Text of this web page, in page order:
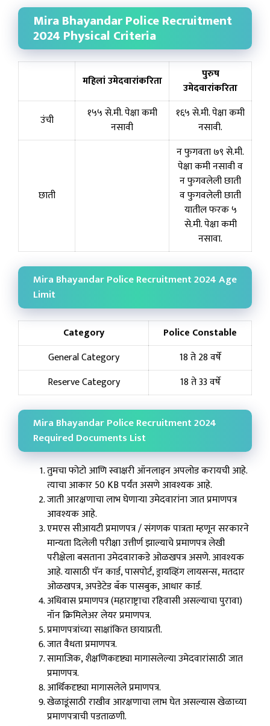
Mira Bhayandar Police Recruitment
2024 Physical Criteria
महिलां उमेदवारांकरिता
पुरुष
उमेदवारांकरिता
उंची
१५५ से.मी. पेक्षा कमी
नसावी
१६५ से.मी. पेक्षा कमी
नसावी.
छाती
न फुगवता ७९ से.मी.
पेक्षा कमी नसावी व
न फुगवलेली छाती
व फुगवलेली छाती
यातील फरक ५
से.मी. पेक्षा कमी
नसावा.
Mira Bhayandar Police Recruitment 2024 Age
Limit
Category
Police Constable
General Category
18 ते 28 वर्षे
Reserve Category
18 ते 33 वर्षे
Mira Bhayandar Police Recruitment 2024
Required Documents List
तुमचा फोटो आणि स्वाक्षरी ऑनलाइन अपलोड करायची आहे.
त्याचा आकार 50 KB पर्यंत असणे आवश्यक आहे.
जाती आरक्षणाचा लाभ घेणाऱ्या उमेदवारांना जात प्रमाणपत्र
आवश्यक आहे.
एमएस सीआयटी प्रमाणपत्र / संगणक पात्रता म्हणून सरकारने
मान्यता दिलेली परीक्षा उत्तीर्ण झाल्याचे प्रमाणपत्र लेखी
परीक्षेला बसताना उमेदवाराकडे ओळखपत्र असणे. आवश्यक
आहे. यासाठी पॅन कार्ड, पासपोर्ट, ड्रायव्हिंग लायसन्स, मतदार
ओळखपत्र, अपडेटेड बँक पासबुक, आधार कार्ड.
अधिवास प्रमाणपत्र (महाराष्ट्राचा रहिवासी असल्याचा पुरावा)
नॉन क्रिमिलेअर लेयर प्रमाणपत्र.
प्रमाणपत्रांच्या साक्षांकित छायाप्रती.
जात वैधता प्रमाणपत्र.
सामाजिक, शैक्षणिकदृष्ट्या मागासलेल्या उमेदवारांसाठी जात
प्रमाणपत्र.
आर्थिकदृष्ट्या मागासलेले प्रमाणपत्र.
खेळाडूंसाठी राखीव आरक्षणाचा लाभ घेत असल्यास खेळाच्या
प्रमाणपत्राची पडताळणी.